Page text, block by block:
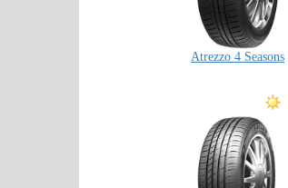
Atrezzo 4 Seasons